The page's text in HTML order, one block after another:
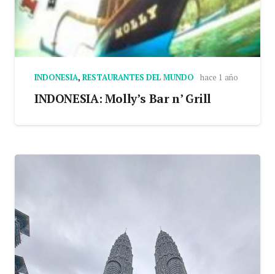
INDONESIA, RESTAURANTES DEL MUNDO hace 1 año
INDONESIA: Molly’s Bar n’ Grill